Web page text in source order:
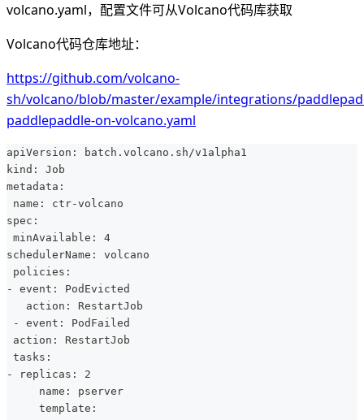
volcano.yaml，配置文件可从Volcano代码库获取
Volcano代码仓库地址：
https://github.com/volcano-
sh/volcano/blob/master/example/integrations/
paddlepaddle-on-volcano.yaml
apiVersion: batch.volcano.sh/v1alpha1
kind: Job
metadata:
name: ctr-volcano
spec:
minAvailable: 4
schedulerName: volcano
policies:
- event: PodEvicted
   action: RestartJob
- event: PodFailed
action: RestartJob
tasks:
- replicas: 2
     name: pserver
     template: